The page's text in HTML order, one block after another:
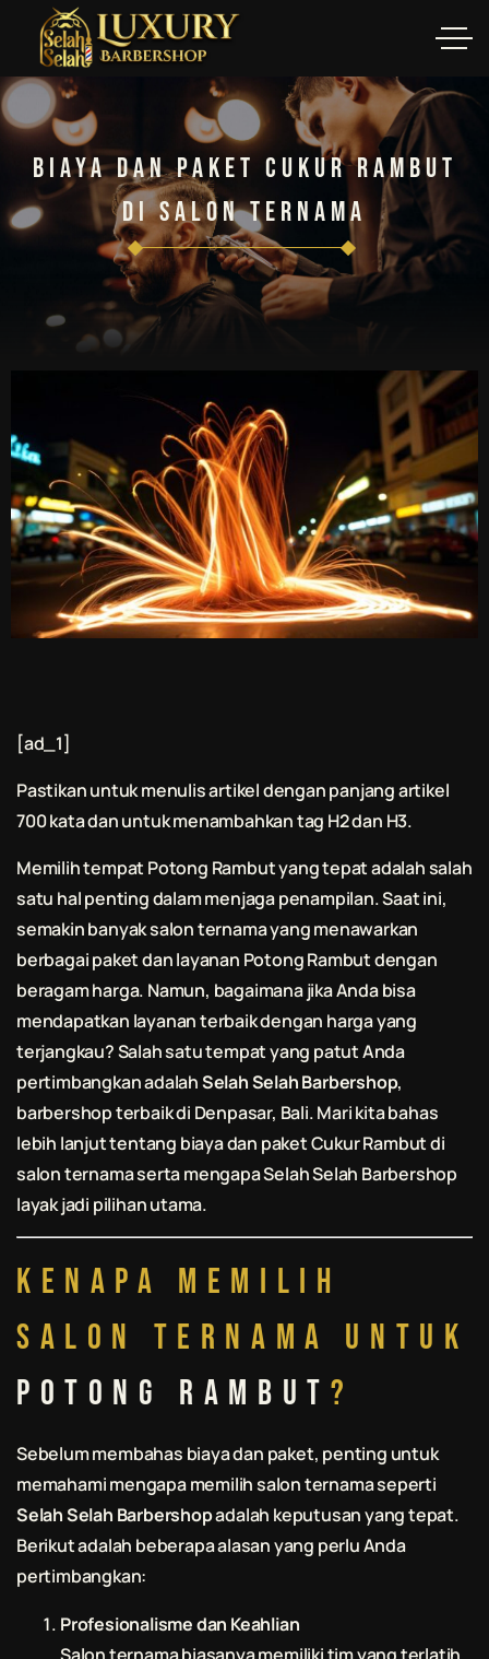
Biaya Dan Paket Cukur Rambut
Di Salon Ternama
[ad_1]
Pastikan untuk menulis artikel dengan panjang artikel
700 kata dan untuk menambahkan tag H2 dan H3.
Memilih tempat Potong Rambutyang tepat adalah salah
satu hal penting dalam menjaga penampilan. Saat ini,
semakin banyak salon ternama yang menawarkan
berbagai paket dan layanan Potong Rambutdengan
beragam harga. Namun, bagaimana jika Anda bisa
mendapatkan layanan terbaik dengan harga yang
terjangkau? Salah satu tempat yang patut Anda
pertimbangkan adalahSelah Selah Barbershop,
barbershop terbaik di Denpasar, Bali. Mari kita bahas
lebih lanjut tentang biaya dan paketCukur Rambutdi
salon ternama serta mengapaSelah Selah Barbershop
layak jadi pilihan utama.
Kenapa Memilih
Salon Ternama untuk
Potong Rambut ?
Sebelum membahas biaya dan paket, penting untuk
memahami mengapa memilih salon ternama seperti
Selah Selah Barbershopadalah keputusan yang tepat.
Berikut adalah beberapa alasan yang perlu Anda
pertimbangkan:
Profesionalisme dan Keahlian